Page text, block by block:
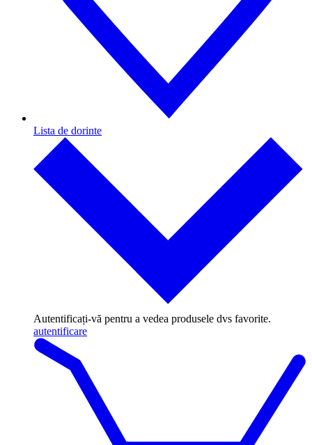
Lista de dorinte
Autentificați-vă pentru a vedea produsele dvs favorite.
autentificare